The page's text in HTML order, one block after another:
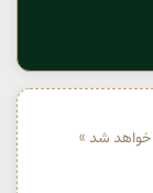
خواهد شد »